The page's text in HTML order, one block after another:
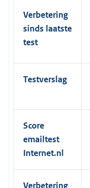
Verbetering
sinds laatste
test
Testverslag
Score
emailtest
Internet.nl
Verbetering